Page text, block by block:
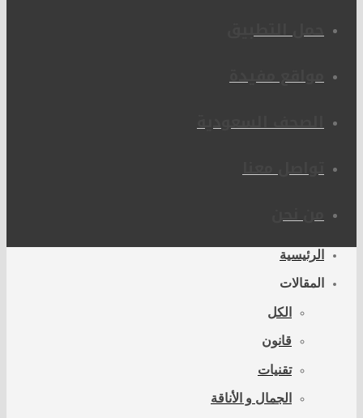
حمل التطبيق
مواقع مفيدة
الصحف السعودية
تواصل معنا
من نحن
الرئيسية
المقالات
الكل
قانون
تقنيات
الجمال و الأناقة